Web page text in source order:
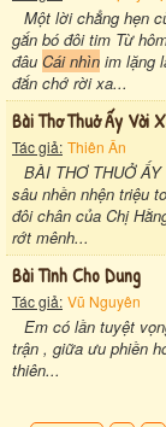
Một lời chẳng hẹn
gắn bó đôi tim Từ
đâu Cái nhìn im lặng
đắn chớ rời xa...
Bài Thơ Thuở Ấy Vời
Tác giả: Thiên Ân
BÀI THƠ THUỞ
sâu nhền nhện triệu
đôi chân của Chị
rớt mênh...
Bài Tình Cho Dung
Tác giả: Vũ Nguyên
Em có lần tuyệt
trận , giữa ưu phiền
thiên...